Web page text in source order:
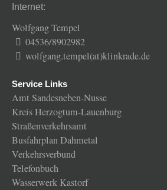
Internet:
Wolfgang Tempel
04536/8902982
wolfgang.tempel(at)klinkrade.de
Service Links
Amt Sandesneben-Nusse
Kreis Herzogtum-Lauenburg
Straßenverkehrsamt
Busfahrplan Dahmetal
Verkehrsverbund
Telefonbuch
Wasserwerk Kastorf